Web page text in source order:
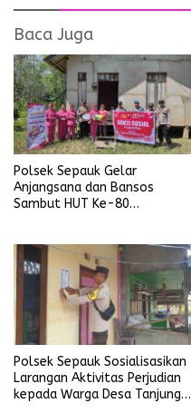
Baca Juga
Polsek Sepauk Gelar
Anjangsana dan Bansos
Sambut HUT Ke-80
Polsek Sepauk Sosialisasikan
Larangan Aktivitas Perjudian
kepada Warga Desa Tanjung